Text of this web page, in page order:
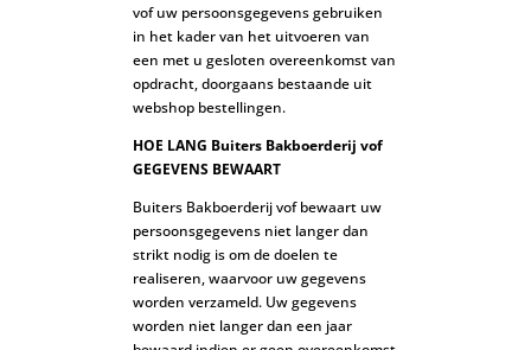
vof uw persoonsgegevens gebruiken
in het kader van het uitvoeren van
een met u gesloten overeenkomst van
opdracht, doorgaans bestaande uit
webshop bestellingen.
HOE LANG Buiters Bakboerderij vof
GEGEVENS BEWAART
Buiters Bakboerderij vof bewaart uw
persoonsgegevens niet langer dan
strikt nodig is om de doelen te
realiseren, waarvoor uw gegevens
worden verzameld. Uw gegevens
worden niet langer dan een jaar